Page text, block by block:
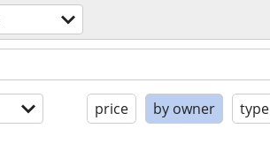
price by owner type